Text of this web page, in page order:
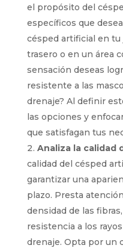
el propósito del
específicos que
césped artificial en
trasero o en un área
sensación deseas
resistente a las
drenaje? Al definir
las opciones y
que satisfagan tus
Analiza la calidad
calidad del césped
garantizar una
plazo. Presta
densidad de las
resistencia a los
drenaje. Opta por un